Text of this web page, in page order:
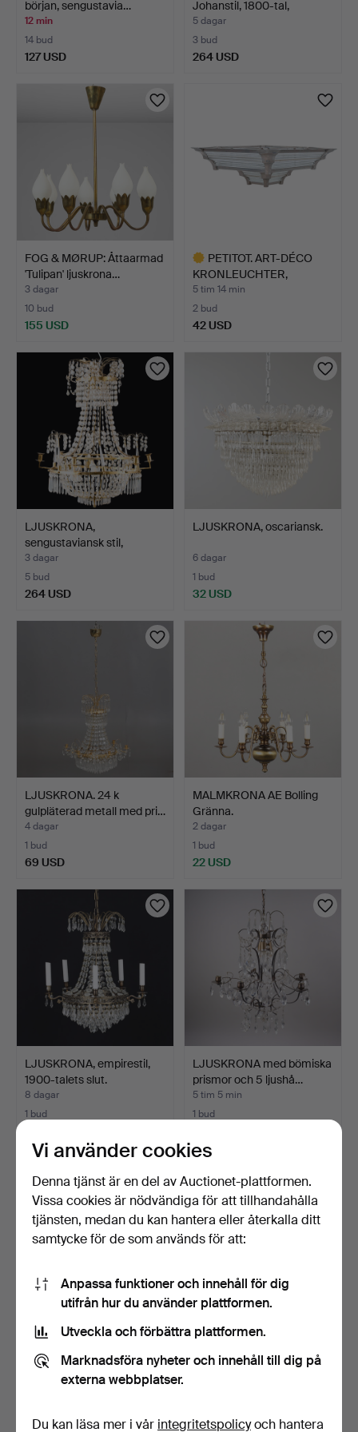
början, sengustavia…
12 min
14 bud
127 USD
Johanstil, 1800-tal,
stomm…
5 dagar
3 bud
264 USD
FOG & MØRUP: Åttaarmad
'Tulipan' ljuskrona…
3 dagar
10 bud
155 USD
PETITOT. ART-DÉCO
KRONLEUCHTER,
TILLVERKAD…
5 tim 14 min
2 bud
42 USD
LJUSKRONA,
sengustaviansk stil,
omkring år…
3 dagar
5 bud
264 USD
LJUSKRONA, oscariansk.
6 dagar
1 bud
32 USD
LJUSKRONA. 24 k
gulpläterad metall med pri…
4 dagar
1 bud
69 USD
MALMKRONA AE Bolling
Gränna.
2 dagar
1 bud
22 USD
LJUSKRONA, empirestil,
1900-talets slut.
8 dagar
1 bud
LJUSKRONA med bömiska
prismor och 5 ljushå…
5 tim 5 min
1 bud
LJUSKRONA, Barockstil,
9 dagar
LJUSKRONA, gulmetall &
4 dagar
Vi använder cookies
Denna tjänst är en del av Auctionet-plattformen.
Vissa cookies är nödvändiga för att tillhandahålla
tjänsten, medan du kan hantera eller återkalla ditt
samtycke för de som används för att:
Anpassa funktioner och innehåll för dig
utifrån hur du använder plattformen.
Utveckla och förbättra plattformen.
Marknadsföra nyheter och innehåll till dig på
externa webbplatser.
Du kan läsa mer i vår integritetspolicyoch hantera